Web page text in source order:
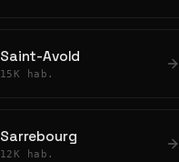
Saint-Avold
15K hab.
Sarrebourg
12K hab.